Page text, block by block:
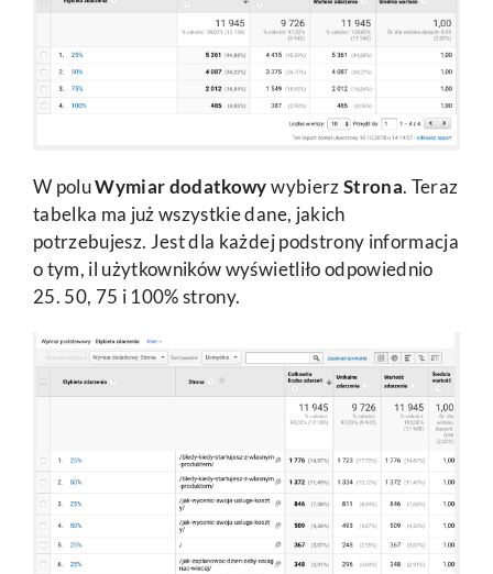
W poluWymiar dodatkowywybierzStrona. Teraz
tabelka ma już wszystkie dane, jakich
potrzebujesz. Jest dla każdej podstrony informacja
o tym, il użytkowników wyświetliło odpowiednio
25. 50, 75 i 100% strony.